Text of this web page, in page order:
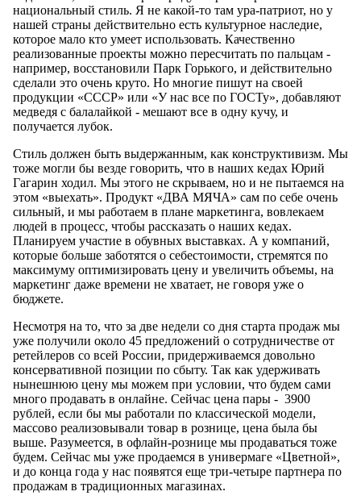
национальный стиль. Я не какой-то там ура-патриот, но у
нашей страны действительно есть культурное наследие,
которое мало кто умеет использовать. Качественно
реализованные проекты можно пересчитать по пальцам -
например, восстановили Парк Горького, и действительно
сделали это очень круто. Но многие пишут на своей
продукции «СССР» или «У нас все по ГОСТу», добавляют
медведя с балалайкой - мешают все в одну кучу, и
получается лубок.
Стиль должен быть выдержанным, как конструктивизм. Мы
тоже могли бы везде говорить, что в наших кедах Юрий
Гагарин ходил. Мы этого не скрываем, но и не пытаемся на
этом «выехать». Продукт «ДВА МЯЧА» сам по себе очень
сильный, и мы работаем в плане маркетинга, вовлекаем
людей в процесс, чтобы рассказать о наших кедах.
Планируем участие в обувных выставках. А у компаний,
которые больше заботятся о себестоимости, стремятся по
максимуму оптимизировать цену и увеличить объемы, на
маркетинг даже времени не хватает, не говоря уже о
бюджете.
Несмотря на то, что за две недели со дня старта продаж мы
уже получили около 45 предложений о сотрудничестве от
ретейлеров со всей России, придерживаемся довольно
консервативной позиции по сбыту. Так как удерживать
нынешнюю цену мы можем при условии, что будем сами
много продавать в онлайне. Сейчас цена пары - 3900
рублей, если бы мы работали по классической модели,
массово реализовывали товар в рознице, цена была бы
выше. Разумеется, в офлайн-рознице мы продаваться тоже
будем. Сейчас мы уже продаемся в универмаге «Цветной»,
и до конца года у нас появятся еще три-четыре партнера по
продажам в традиционных магазинах.